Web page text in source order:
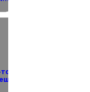
одном: